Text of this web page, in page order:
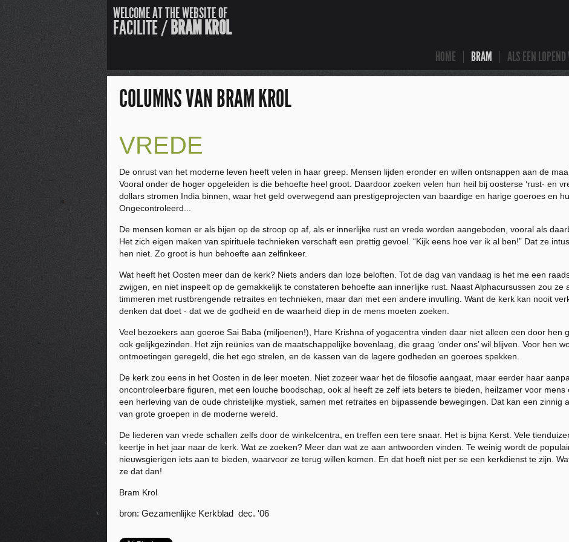
WELCOME AT THE WEBSITE OF
FACILITE / BRAM KROL
HOME BRAM ALS EEN LOPEND
COLUMNS VAN BRAM KROL
VREDE
De onrust van het moderne leven heeft velen in haar greep. Mensen lijden eronder en willen ontsnappen aan de
Vooral onder de hoger opgeleiden is die behoefte heel groot. Daardoor zoeken velen hun heil bij oosterse ‘rust- en
dollars stromen India binnen, waar het geld overwegend aan prestigeprojecten van baardige en harige goeroes en
Ongecontroleerd...
De mensen komen er als bijen op de stroop op af, als er innerlijke rust en vrede worden aangeboden, vooral als
Het zich eigen maken van spirituele technieken verschaft een prettig gevoel. “Kijk eens hoe ver ik al ben!” Dat ze
hen niet. Zo groot is hun behoefte aan zelfinkeer.
Wat heeft het Oosten meer dan de kerk? Niets anders dan loze beloften. Tot de dag van vandaag is het me een
zwijgen, en niet inspeelt op de gemakkelijk te constateren behoefte aan innerlijke rust. Naast Alphacursussen zou ze
timmeren met rustbrengende retraites en technieken, maar dan met een andere invulling. Want de kerk kan nooit
denken dat doet - dat we de godheid en de waarheid diep in de mens moeten zoeken.
Veel bezoekers aan goeroe Sai Baba (miljoenen!), Hare Krishna of yogacentra vinden daar niet alleen een door hen
ook gelijkgezinden. Het zijn reünies van de maatschappelijke bovenlaag, die graag ‘onder ons’ wil blijven. Voor hen
ontmoetingen geregeld, die het ego strelen, en de kassen van de lagere godheden en goeroes spekken.
De kerk zou eens in het Oosten in de leer moeten. Niet zozeer waar het de filosofie aangaat, maar eerder haar
oncontroleerbare figuren, met een louche boodschap, ook al heeft ze zelf iets beters te bieden, heilzamer voor
een herleving van de oude christelijke mystiek, samen met retraites en bijpassende bewegingen. Dat kan een zinnig
van grote groepen in de moderne wereld.
De liederen van vrede schallen zelfs door de winkelcentra, en treffen een tere snaar. Het is bijna Kerst. Vele
keertje in het jaar naar de kerk. Wat ze zoeken? Meer dan wat ze aan antwoorden vinden. Te weinig wordt de
nieuwsgierigen iets aan te bieden, waarvoor ze terug willen komen. En dat hoeft niet per se een kerkdienst te zijn.
ze dat dan!
Bram Krol
bron: Gezamenlijke Kerkblad dec. '06